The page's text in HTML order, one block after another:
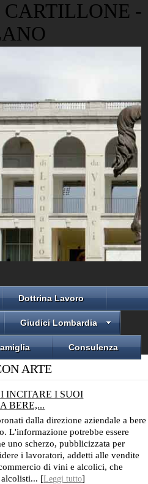
-
Dottrina Lavoro
Giudici Lombardia
Consulenza
ARTE
INCITARE I SUOI
BERE,...
dalla direzione aziendale a bere
L'informazione potrebbe essere
uno scherzo, pubblicizzata per
i lavoratori, addetti alle vendite
di vini e alcolici, che
alcolisti... [Leggi tutto]